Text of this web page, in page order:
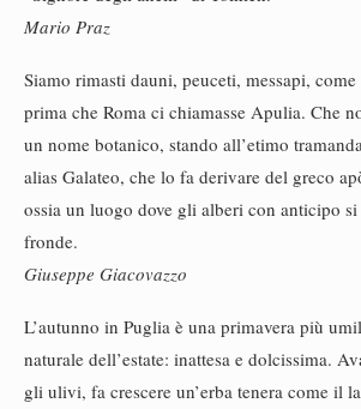
Mario Praz
Siamo rimasti dauni, peuceti, messapi,
prima che Roma ci chiamasse Apulia. Che
un nome botanico, stando all’etimo
alias Galateo, che lo fa derivare del greco
ossia un luogo dove gli alberi con anticipo
fronde.
Giuseppe Giacovazzo
L’autunno in Puglia è una primavera più
naturale dell’estate: inattesa e dolcissima.
gli ulivi, fa crescere un’erba tenera come il